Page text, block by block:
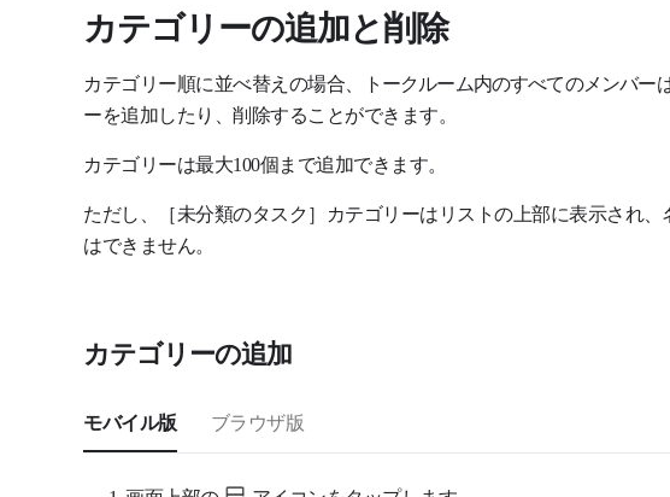
カテゴリーの追加と削除
カテゴリー順に並べ替えの場合、 トークルーム内のすべてのメンバー
ーを追加したり、削除することができます。
カテゴリーは最大100個まで追加できます。
ただし、［未分類のタスク］カテゴリーはリストの上部に表示され
はできません。
カテゴリーの追加
モバイル版 ブラウザ版